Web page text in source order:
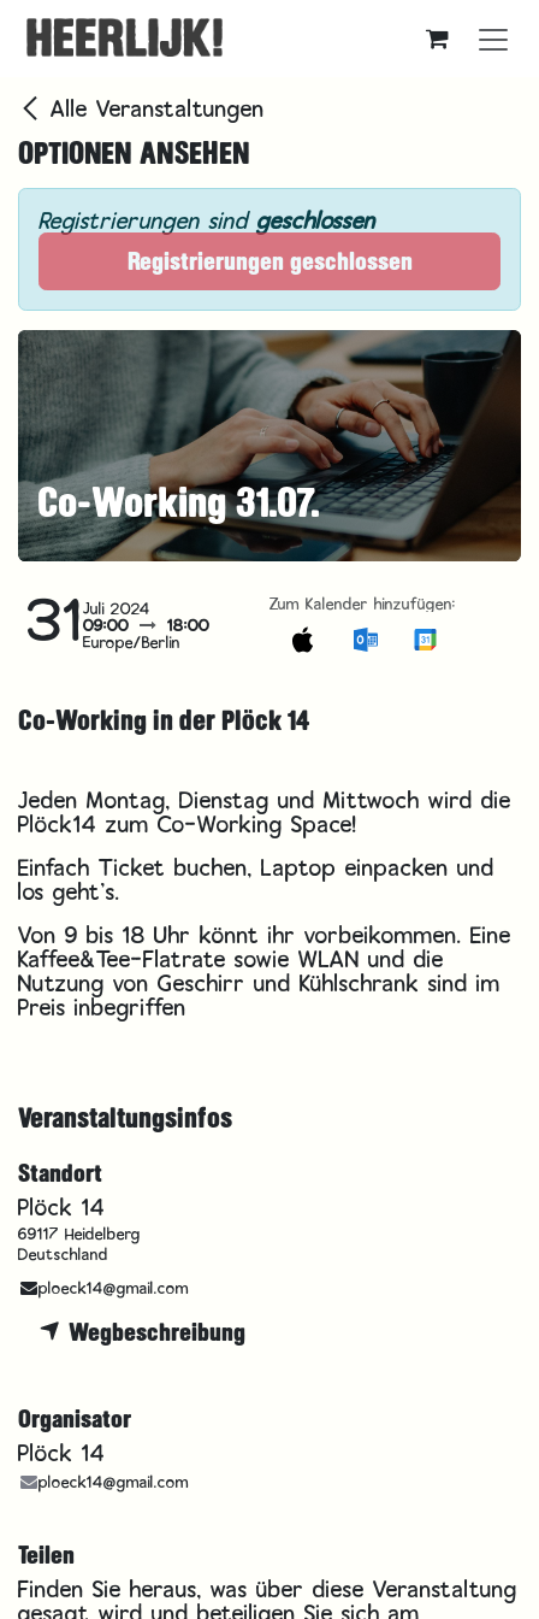
Zum Inhalt springen
Alle Veranstaltungen
OPTIONEN ANSEHEN
Registrierungen sind geschlossen
Registrierungen geschlossen
Co-Working 31.07.
31Juli 2024
09:00 18:00
Europe/Berlin
Zum Kalender hinzufügen:
Co-Working in der Plöck 14
Jeden Montag, Dienstag und Mittwoch wird die
Plöck14 zum Co-Working Space!
Einfach Ticket buchen, Laptop einpacken und
los geht’s.
Von 9 bis 18 Uhr könnt ihr vorbeikommen. Eine
Kaffee&Tee-Flatrate sowie WLAN und die
Nutzung von Geschirr und Kühlschrank sind im
Preis inbegriffen
Veranstaltungsinfos
Standort
Plöck 14
69117 Heidelberg
Deutschland
ploeck14@gmail.com
Wegbeschreibung
Organisator
Plöck 14
ploeck14@gmail.com
Teilen
Finden Sie heraus, was über diese Veranstaltung